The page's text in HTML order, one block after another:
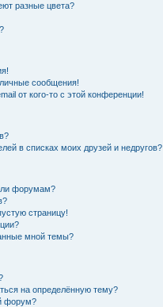
разные цвета?
сообщения!
от кого-то с этой конференции!
в списках моих друзей и недругов?
форумам?
страницу!
мной темы?
на определённую тему?
форум?